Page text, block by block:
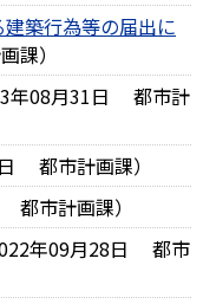
築行為等の届出に
課）
年08月31日
都市計
都市計画課）
都市計画課）
年09月28日
都市